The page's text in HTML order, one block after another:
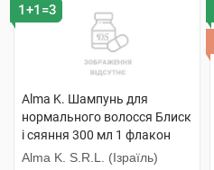
1+1=3
Alma K. Шампунь для
нормального волосся Блиск
і сяяння 300 мл 1 флакон
Alma K. S.R.L. (Ізраїль)